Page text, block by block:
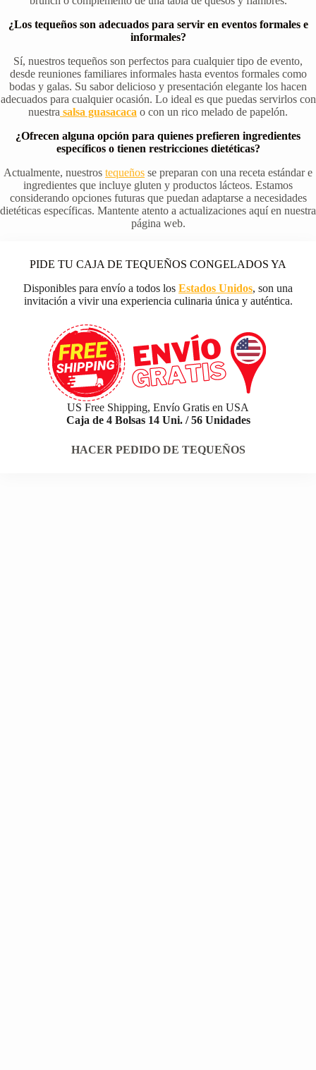
¿Los tequeños son adecuados para servir en eventos formales e
informales?
Sí, nuestros tequeños son perfectos para cualquier tipo de evento,
desde reuniones familiares informales hasta eventos formales como
bodas y galas. Su sabor delicioso y presentación elegante los hacen
adecuados para cualquier ocasión. Lo ideal es que puedas servirlos con
nuestra salsa guasacaca o con un rico melado de papelón.
¿Ofrecen alguna opción para quienes prefieren ingredientes
específicos o tienen restricciones dietéticas?
Actualmente, nuestros tequeños se preparan con una receta estándar e
ingredientes que incluye gluten y productos lácteos. Estamos
considerando opciones futuras que puedan adaptarse a necesidades
dietéticas específicas. Mantente atento a actualizaciones aquí en nuestra
página web.
PIDE TU CAJA DE TEQUEÑOS CONGELADOS YA
Disponibles para envío a todos los Estados Unidos, son una
invitación a vivir una experiencia culinaria única y auténtica.
US Free Shipping, Envío Gratis en USA
Caja de 4 Bolsas 14 Uni. / 56 Unidades
HACER PEDIDO DE TEQUEÑOS